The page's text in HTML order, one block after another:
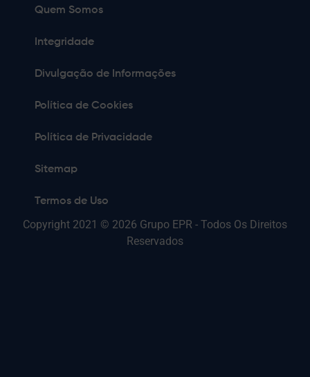
Quem Somos
Integridade
Divulgação de Informações
Copyright 2021 © 2026 Grupo EPR - Todos Os Direitos
Reservados
Política de Cookies
Política de Privacidade
Sitemap
Termos de Uso